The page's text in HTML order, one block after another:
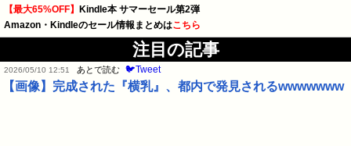
【最大65%OFF】
Kindle本 サマーセール第2弾
Amazon・Kindleのセール情報まとめはこちら
注目の記事
2026/05/10 12:51 あとで読む 🐦Tweet
【画像】完成された『横乳』、都内で発見されるwwwwwww